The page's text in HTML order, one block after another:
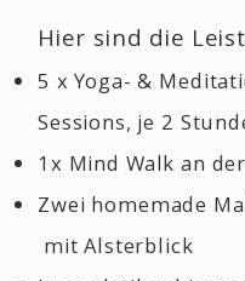
Hier sind die
5 x Yoga- &
Sessions, je 2
1x Mind Walk an
Zwei homemade
mit Alsterblick